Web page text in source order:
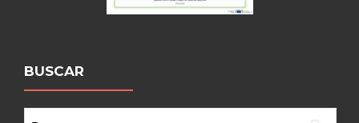
BUSCAR